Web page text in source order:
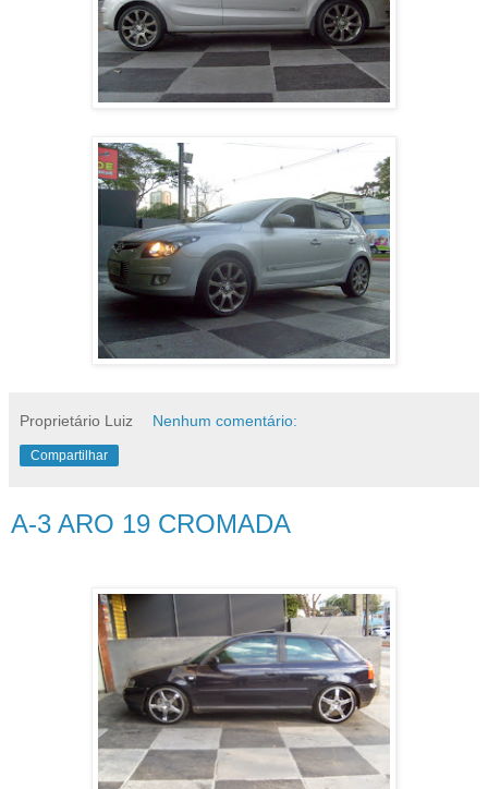
Proprietário Luiz Nenhum comentário:
Compartilhar
A-3 ARO 19 CROMADA